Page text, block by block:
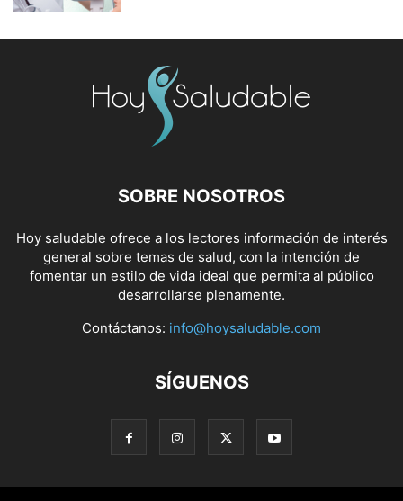
SOBRE NOSOTROS
Hoy saludable ofrece a los lectores información de interés
general sobre temas de salud, con la intención de
fomentar un estilo de vida ideal que permita al público
desarrollarse plenamente.
Contáctanos: info@hoysaludable.com
SÍGUENOS